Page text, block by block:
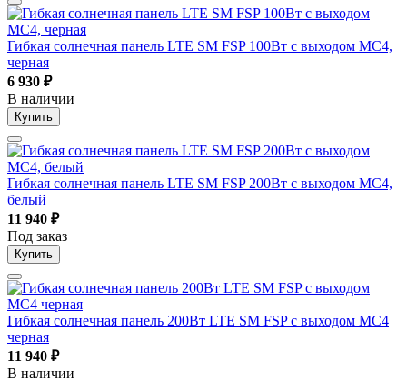
Гибкая солнечная панель LTE SM FSP 100Вт с выходом MC4,
черная
6 930 ₽
В наличии
Купить
Гибкая солнечная панель LTE SM FSP 200Вт с выходом MC4,
белый
11 940 ₽
Под заказ
Купить
Гибкая солнечная панель 200Вт LTE SM FSP с выходом MC4
черная
11 940 ₽
В наличии